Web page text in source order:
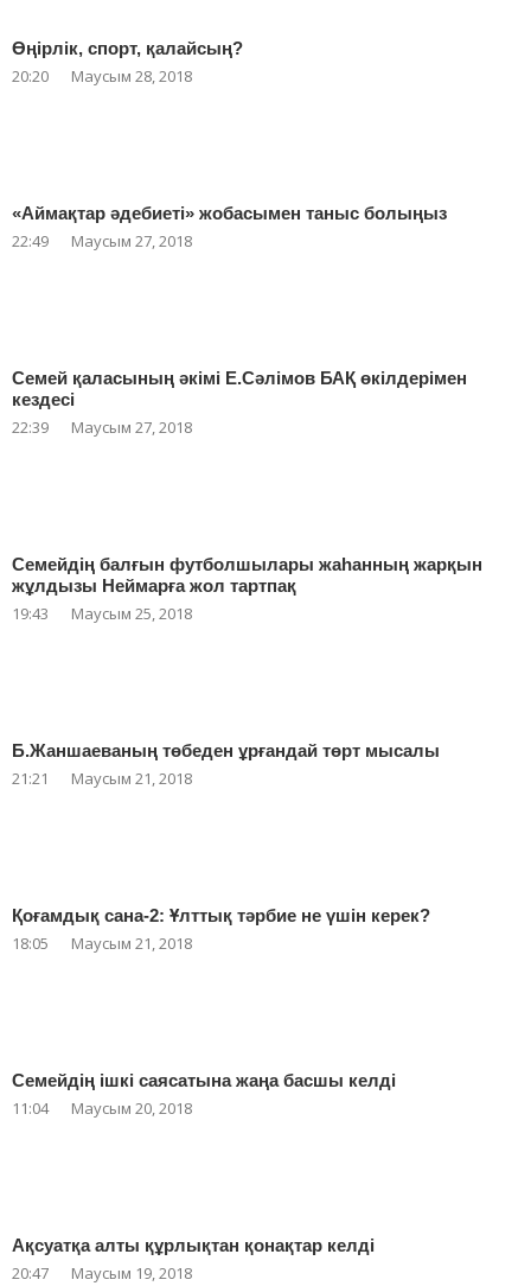
Өңірлік, спорт, қалайсың?
20:20 Маусым 28, 2018
«Аймақтар әдебиеті» жобасымен таныс болыңыз
22:49 Маусым 27, 2018
Семей қаласының әкімі Е.Сәлімов БАҚ өкілдерімен
кездесі
22:39 Маусым 27, 2018
Семейдің балғын футболшылары жаһанның жарқын
жұлдызы Неймарға жол тартпақ
19:43 Маусым 25, 2018
Б.Жаншаеваның төбеден ұрғандай төрт мысалы
21:21 Маусым 21, 2018
Қоғамдық сана-2: Ұлттық тәрбие не үшін керек?
18:05 Маусым 21, 2018
Семейдің ішкі саясатына жаңа басшы келді
11:04 Маусым 20, 2018
Ақсуатқа алты құрлықтан қонақтар келді
20:47 Маусым 19, 2018